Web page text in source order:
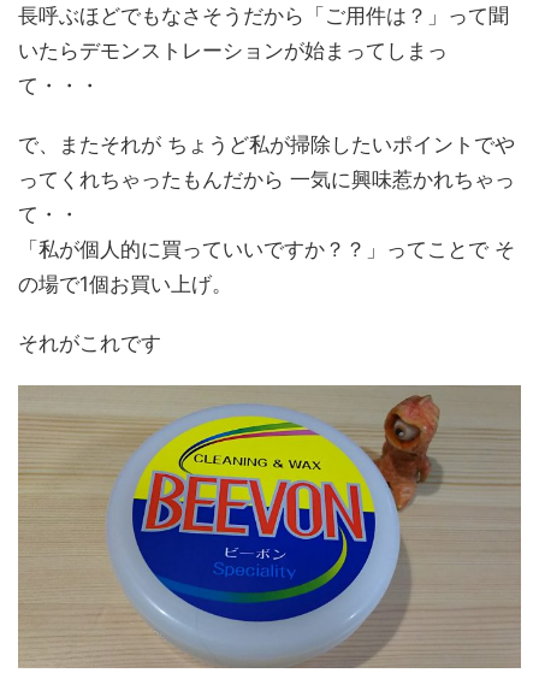
長呼ぶほどでもなさそうだから「ご用件は？」って聞
いたらデモンストレーションが始まってしまっ
て・・・
で、またそれが ちょうど私が掃除したいポイントでや
ってくれちゃったもんだから 一気に興味惹かれちゃっ
て・・
「私が個人的に買っていいですか？？」ってことで そ
の場で1個お買い上げ。
それがこれです